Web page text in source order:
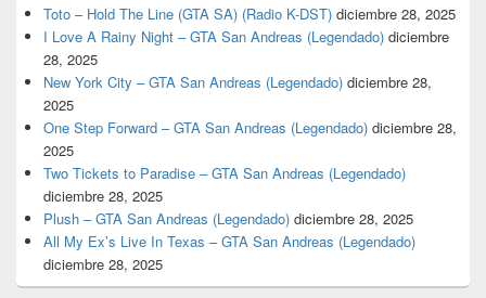
Toto – Hold The Line (GTA SA) (Radio K-DST) diciembre 28, 2025
I Love A Rainy Night – GTA San Andreas (Legendado) diciembre
28, 2025
New York City – GTA San Andreas (Legendado) diciembre 28,
2025
One Step Forward – GTA San Andreas (Legendado) diciembre 28,
2025
Two Tickets to Paradise – GTA San Andreas (Legendado)
diciembre 28, 2025
Plush – GTA San Andreas (Legendado) diciembre 28, 2025
All My Ex’s Live In Texas – GTA San Andreas (Legendado)
diciembre 28, 2025